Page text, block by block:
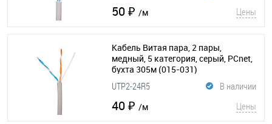
50 ₽ /м Цены
Кабель Витая пара, 2 пары,
медный, 5 категория, серый, PCnet,
бухта 305м (015-031)
В наличии
UTP2-24R5
40 ₽ /м Цены